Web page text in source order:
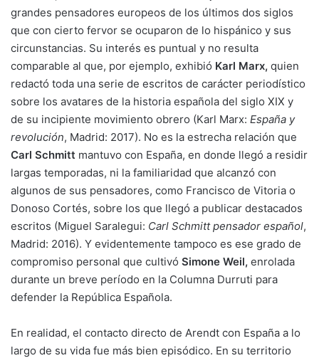
grandes pensadores europeos de los últimos dos siglos
que con cierto fervor se ocuparon de lo hispánico y sus
circunstancias. Su interés es puntual y no resulta
comparable al que, por ejemplo, exhibió Karl Marx, quien
redactó toda una serie de escritos de carácter periodístico
sobre los avatares de la historia española del siglo XIX y
de su incipiente movimiento obrero (Karl Marx: España y
revolución, Madrid: 2017). No es la estrecha relación que
Carl Schmitt mantuvo con España, en donde llegó a residir
largas temporadas, ni la familiaridad que alcanzó con
algunos de sus pensadores, como Francisco de Vitoria o
Donoso Cortés, sobre los que llegó a publicar destacados
escritos (Miguel Saralegui: Carl Schmitt pensador español,
Madrid: 2016). Y evidentemente tampoco es ese grado de
compromiso personal que cultivó Simone Weil, enrolada
durante un breve período en la Columna Durruti para
defender la República Española.
En realidad, el contacto directo de Arendt con España a lo
largo de su vida fue más bien episódico. En su territorio